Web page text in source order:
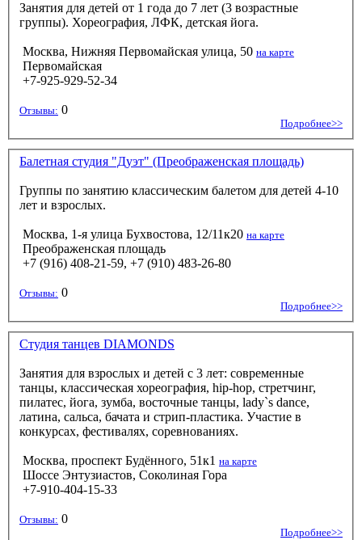
Занятия для детей от 1 года до 7 лет (3 возрастные
группы). Хореография, ЛФК, детская йога.
Москва, Нижняя Первомайская улица, 50 на карте
Первомайская
+7-925-929-52-34
Отзывы: 0
Подробнее>>
Балетная студия "Дуэт" (Преображенская площадь)
Группы по занятию классическим балетом для детей 4-10
лет и взрослых.
Москва, 1-я улица Бухвостова, 12/11к20 на карте
Преображенская площадь
+7 (916) 408-21-59, +7 (910) 483-26-80
Отзывы: 0
Подробнее>>
Студия танцев DIAMONDS
Занятия для взрослых и детей с 3 лет: современные
танцы, классическая хореография, hip-hop, стретчинг,
пилатес, йога, зумба, восточные танцы, lady`s dance,
латина, сальса, бачата и стрип-пластика. Участие в
конкурсах, фестивалях, соревнованиях.
Москва, проспект Будённого, 51к1 на карте
Шоссе Энтузиастов, Соколиная Гора
+7-910-404-15-33
Отзывы: 0
Подробнее>>